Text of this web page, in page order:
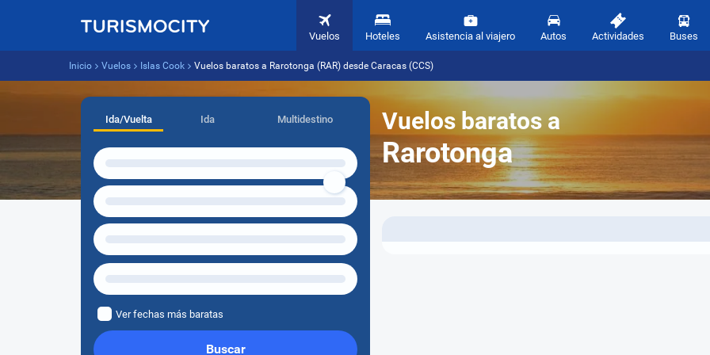
Vuelos Hoteles Asistencia al viajero Autos Actividades Buses
Inicio Vuelos Islas Cook Vuelos baratos a Rarotonga (RAR) desde Caracas (CCS)
Vuelos baratos a
Rarotonga
Ida/Vuelta Ida Multidestino
Ver fechas más baratas
Buscar